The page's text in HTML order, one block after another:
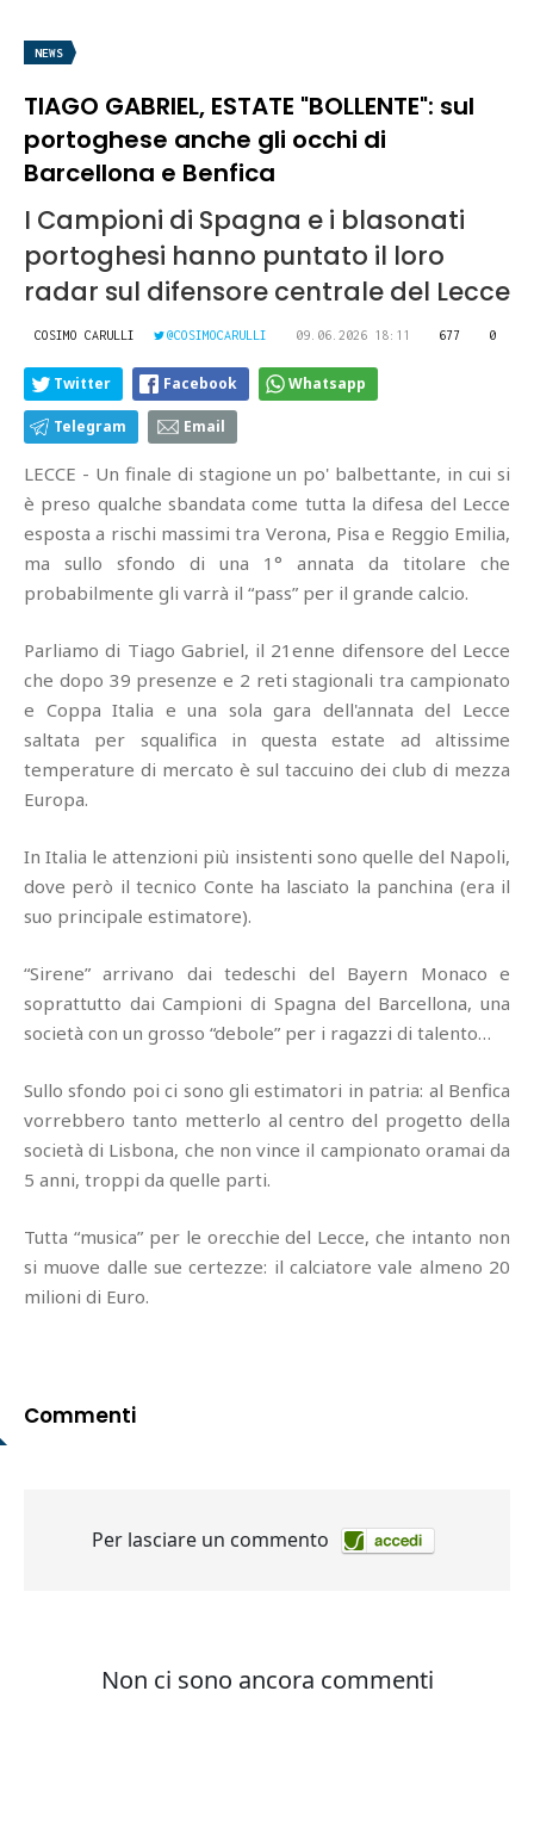
NEWS
TIAGO GABRIEL, ESTATE "BOLLENTE": sul
portoghese anche gli occhi di
Barcellona e Benfica
I Campioni di Spagna e i blasonati
portoghesi hanno puntato il loro
radar sul difensore centrale del Lecce
COSIMO CARULLI @COSIMOCARULLI 09.06.2026 18:11 677 0
Twitter Facebook Whatsapp
Telegram Email
LECCE - Un finale di stagione un po' balbettante, in cui si
è preso qualche sbandata come tutta la difesa del Lecce
esposta a rischi massimi tra Verona, Pisa e Reggio Emilia,
ma sullo sfondo di una 1° annata da titolare che
probabilmente gli varrà il “pass” per il grande calcio.
Parliamo di Tiago Gabriel, il 21enne difensore del Lecce
che dopo 39 presenze e 2 reti stagionali tra campionato
e Coppa Italia e una sola gara dell'annata del Lecce
saltata per squalifica in questa estate ad altissime
temperature di mercato è sul taccuino dei club di mezza
Europa.
In Italia le attenzioni più insistenti sono quelle del Napoli,
dove però il tecnico Conte ha lasciato la panchina (era il
suo principale estimatore).
“Sirene” arrivano dai tedeschi del Bayern Monaco e
soprattutto dai Campioni di Spagna del Barcellona, una
società con un grosso “debole” per i ragazzi di talento…
Sullo sfondo poi ci sono gli estimatori in patria: al Benfica
vorrebbero tanto metterlo al centro del progetto della
società di Lisbona, che non vince il campionato oramai da
5 anni, troppi da quelle parti.
Tutta “musica” per le orecchie del Lecce, che intanto non
si muove dalle sue certezze: il calciatore vale almeno 20
milioni di Euro.
Commenti